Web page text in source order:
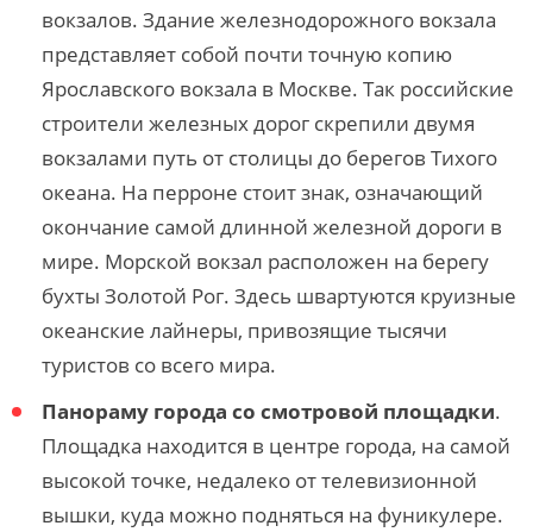
вокзалов. Здание железнодорожного вокзала
представляет собой почти точную копию
Ярославского вокзала в Москве. Так российские
строители железных дорог скрепили двумя
вокзалами путь от столицы до берегов Тихого
океана. На перроне стоит знак, означающий
окончание самой длинной железной дороги в
мире. Морской вокзал расположен на берегу
бухты Золотой Рог. Здесь швартуются круизные
океанские лайнеры, привозящие тысячи
туристов со всего мира.
Панораму города со смотровой площадки.
Площадка находится в центре города, на самой
высокой точке, недалеко от телевизионной
вышки, куда можно подняться на фуникулере.